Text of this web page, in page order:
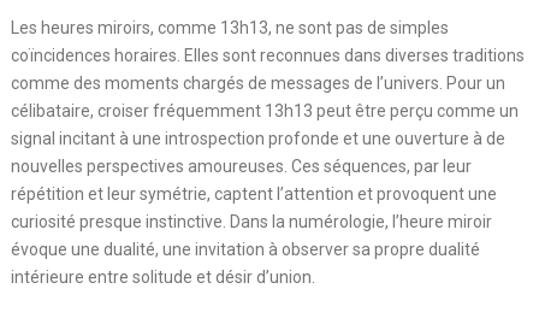
Les heures miroirs, comme 13h13, ne sont pas de simples
coïncidences horaires. Elles sont reconnues dans diverses traditions
comme des moments chargés de messages de l’univers. Pour un
célibataire, croiser fréquemment 13h13 peut être perçu comme un
signal incitant à une introspection profonde et une ouverture à de
nouvelles perspectives amoureuses. Ces séquences, par leur
répétition et leur symétrie, captent l’attention et provoquent une
curiosité presque instinctive. Dans la numérologie, l’heure miroir
évoque une dualité, une invitation à observer sa propre dualité
intérieure entre solitude et désir d’union.